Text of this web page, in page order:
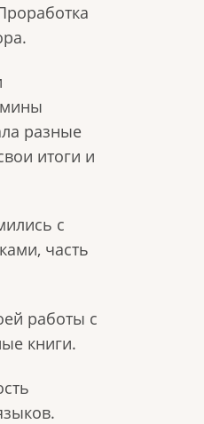
разные
итоги и
с
часть
работы с
книги.